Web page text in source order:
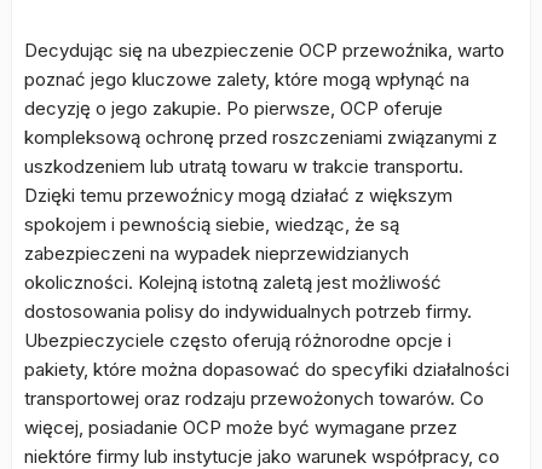
Decydując się na ubezpieczenie OCP przewoźnika, warto
poznać jego kluczowe zalety, które mogą wpłynąć na
decyzję o jego zakupie. Po pierwsze, OCP oferuje
kompleksową ochronę przed roszczeniami związanymi z
uszkodzeniem lub utratą towaru w trakcie transportu.
Dzięki temu przewoźnicy mogą działać z większym
spokojem i pewnością siebie, wiedząc, że są
zabezpieczeni na wypadek nieprzewidzianych
okoliczności. Kolejną istotną zaletą jest możliwość
dostosowania polisy do indywidualnych potrzeb firmy.
Ubezpieczyciele często oferują różnorodne opcje i
pakiety, które można dopasować do specyfiki działalności
transportowej oraz rodzaju przewożonych towarów. Co
więcej, posiadanie OCP może być wymagane przez
niektóre firmy lub instytucje jako warunek współpracy, co